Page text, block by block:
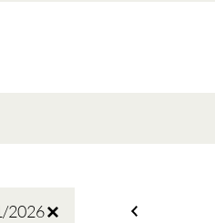
2026